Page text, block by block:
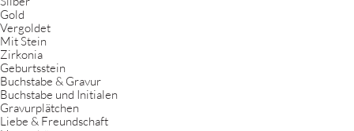
Gold
Vergoldet
Mit Stein
Zirkonia
Geburtsstein
Buchstabe & Gravur
Buchstabe und Initialen
Gravurplätchen
Liebe & Freundschaft